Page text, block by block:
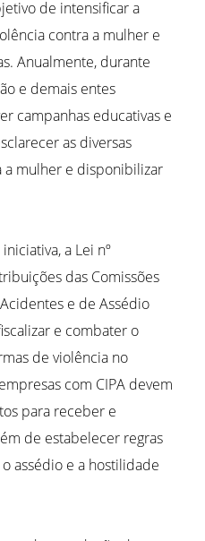
de intensificar a
contra a mulher e
Anualmente, durante
e demais entes
campanhas educativas e
as diversas
mulher e disponibilizar
a Lei nº
das Comissões
e de Assédio
e combater o
de violência no
com CIPA devem
para receber e
de estabelecer regras
assédio e a hostilidade